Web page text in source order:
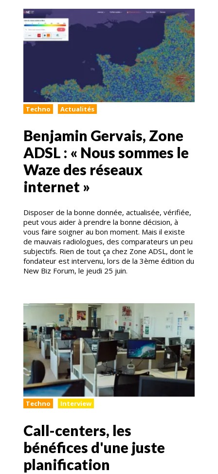
Techno Actualités
Benjamin Gervais, Zone
ADSL : « Nous sommes le
Waze des réseaux
internet »
Disposer de la bonne donnée, actualisée, vérifiée,
peut vous aider à prendre la bonne décision, à
vous faire soigner au bon moment. Mais il existe
de mauvais radiologues, des comparateurs un peu
subjectifs. Rien de tout ça chez Zone ADSL, dont le
fondateur est intervenu, lors de la 3ème édition du
New Biz Forum, le jeudi 25 juin.
Techno Interview
Call-centers, les
bénéfices d'une juste
planification